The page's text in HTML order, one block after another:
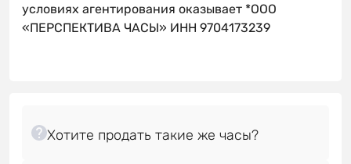
условиях агентирования оказывает *ООО
«ПЕРСПЕКТИВА ЧАСЫ» ИНН 9704173239